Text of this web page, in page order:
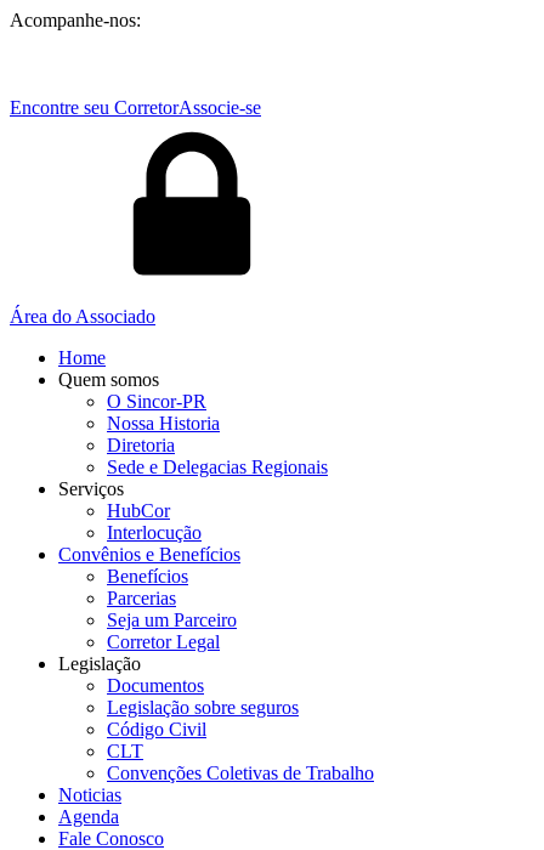
Acompanhe-nos:
Encontre seu CorretorAssocie-se
Área do Associado
Home
Quem somos
O Sincor-PR
Nossa Historia
Diretoria
Sede e Delegacias Regionais
Serviços
HubCor
Interlocução
Convênios e Benefícios
Benefícios
Parcerias
Seja um Parceiro
Corretor Legal
Legislação
Documentos
Legislação sobre seguros
Código Civil
CLT
Convenções Coletivas de Trabalho
Noticias
Agenda
Fale Conosco